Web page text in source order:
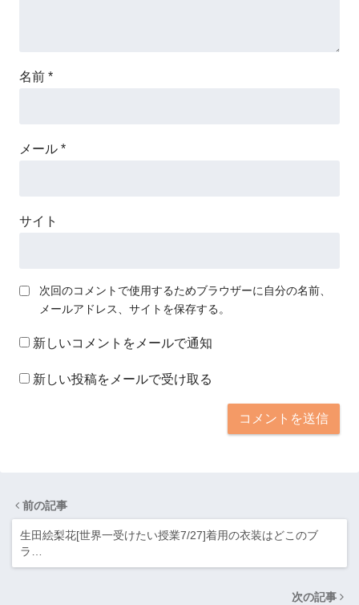
名前 *
メール *
サイト
次回のコメントで使用するためブラウザーに自分の名前、
メールアドレス、サイトを保存する。
新しいコメントをメールで通知
新しい投稿をメールで受け取る
前の記事
生田絵梨花[世界一受けたい授業7/27]着用の衣装はどこのブ
ラ…
次の記事